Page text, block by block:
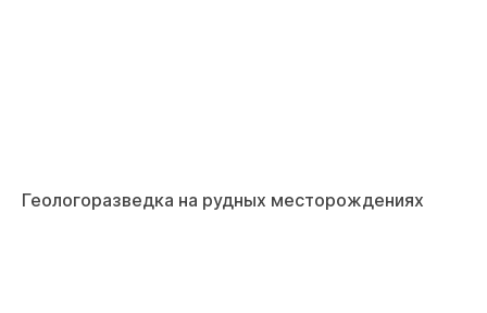
Геологоразведка на рудных месторождениях